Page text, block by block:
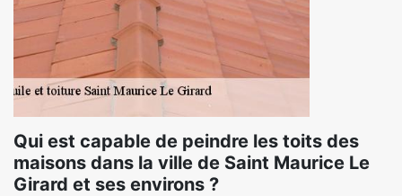
Qui est capable de peindre les toits des
maisons dans la ville de Saint Maurice Le
Girard et ses environs ?